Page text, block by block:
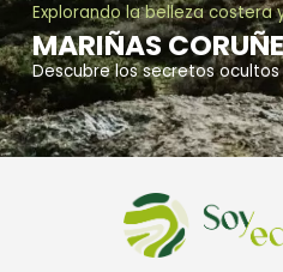
Explorando la belleza costera
MARIÑAS
Descubre los secretos